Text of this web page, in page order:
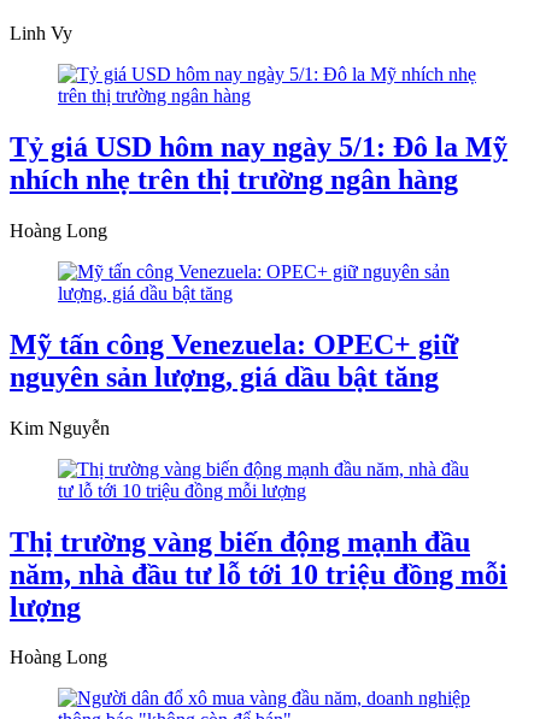
Linh Vy
Tỷ giá USD hôm nay ngày 5/1: Đô la Mỹ
nhích nhẹ trên thị trường ngân hàng
Hoàng Long
Mỹ tấn công Venezuela: OPEC+ giữ
nguyên sản lượng, giá dầu bật tăng
Kim Nguyễn
Thị trường vàng biến động mạnh đầu
năm, nhà đầu tư lỗ tới 10 triệu đồng mỗi
lượng
Hoàng Long